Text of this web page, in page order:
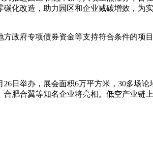
化改造，助力园区和企业减碳增效，为
政府专项债券资金等支持符合条件的项
日举办，展会面积6万平方米，30多场论
肥合翼等知名企业将亮相。低空产业链